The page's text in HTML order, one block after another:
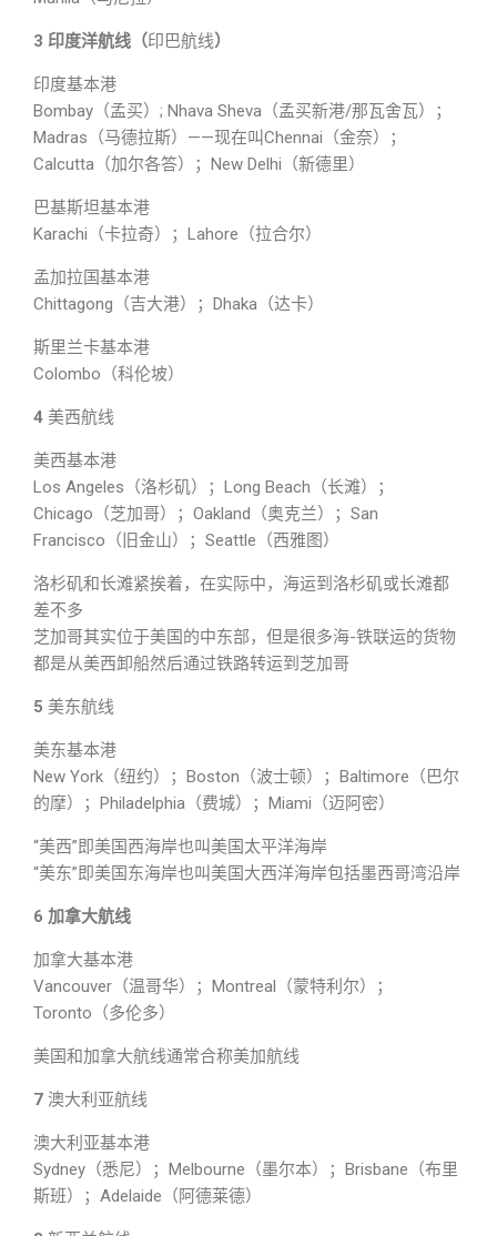
3 印度洋航线（印巴航线）
印度基本港
Bombay（孟买）; Nhava Sheva（孟买新港/那瓦舍瓦）；
Madras（马德拉斯）——现在叫Chennai（金奈）；
Calcutta（加尔各答）；New Delhi（新德里）
巴基斯坦基本港
Karachi（卡拉奇）；Lahore（拉合尔）
孟加拉国基本港
Chittagong（吉大港）；Dhaka（达卡）
斯里兰卡基本港
Colombo（科伦坡）
4 美西航线
美西基本港
Los Angeles（洛杉矶）；Long Beach（长滩）；
Chicago（芝加哥）；Oakland（奥克兰）；San
Francisco（旧金山）；Seattle（西雅图）
洛杉矶和长滩紧挨着，在实际中，海运到洛杉矶或长滩都
差不多
芝加哥其实位于美国的中东部，但是很多海-铁联运的货物
都是从美西卸船然后通过铁路转运到芝加哥
5 美东航线
美东基本港
New York（纽约）；Boston（波士顿）；Baltimore（巴尔
的摩）；Philadelphia（费城）；Miami（迈阿密）
“美西”即美国西海岸也叫美国太平洋海岸
“美东”即美国东海岸也叫美国大西洋海岸包括墨西哥湾沿岸
6 加拿大航线
加拿大基本港
Vancouver（温哥华）；Montreal（蒙特利尔）；
Toronto（多伦多）
美国和加拿大航线通常合称美加航线
7 澳大利亚航线
澳大利亚基本港
Sydney（悉尼）；Melbourne（墨尔本）；Brisbane（布里
斯班）；Adelaide（阿德莱德）